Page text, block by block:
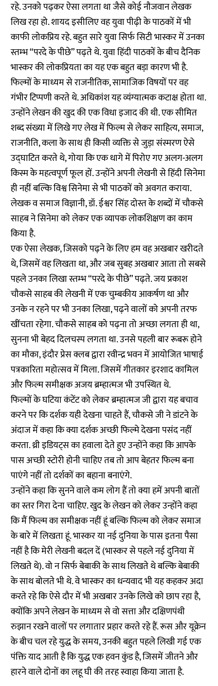
रहे. उनको पढ़कर ऐसा लगता था जैसे कोई नौजवान लेखक
लिख रहा हो. शायद इसीलिए वह युवा पीढ़ी के पाठकों में भी
काफी लोकप्रिय रहे. बहुत सारे युवा सिर्फ सिटी भास्कर में उनका
स्तम्भ “परदे के पीछे” पढ़ते थे. युवा हिंदी पाठकों के बीच दैनिक
भास्कर की लोकप्रियता का यह एक बहुत बड़ा कारण भी है.
फिल्मों के माध्यम से राजनीतिक, सामाजिक विषयों पर वह
गंभीर टिप्पणी करते थे. अधिकांश यह व्यंग्यात्मक कटाक्ष होता था.
उन्होंने लेखन की खुद की एक विधा इजाद की थी. एक सीमित
शब्द संख्या में लिखे गए लेख में फिल्म से लेकर साहित्य, समाज,
राजनीति, कला के साथ ही किसी व्यक्ति से जुड़ा संस्मरण ऐसे
उद्घाटित करते थे, गोया कि एक धागे में पिरोए गए अलग-अलग
किस्म के महत्वपूर्ण फूल हों. उन्होंने अपनी लेखनी से हिंदी सिनेमा
ही नहीं बल्कि विश्व सिनेमा से भी पाठकों को अवगत कराया.
लेखक व समाज विज्ञानी, डॉ. ईश्वर सिंह दोस्त के शब्दों में चौकसे
साहब ने सिनेमा को लेकर एक व्यापक लोकशिक्षण का काम
किया है.
एक ऐसा लेखक, जिसको पढ़ने के लिए हम वह अखबार खरीदते
थे, जिसमें वह लिखता था, और जब सुबह अखबार आता तो सबसे
पहले उनका लिखा स्तम्भ “परदे के पीछे” पढ़ते. जय प्रकाश
चौकसे साहब की लेखनी में एक चुम्बकीय आकर्षण था और
उनके न रहने पर भी उनका लिखा, पढ़ने वालों को अपनी तरफ
खींचता रहेगा. चौकसे साहब को पढ़ना तो अच्छा लगता ही था,
सुनना भी बेहद दिलचस्प लगता था. उनसे पहली बार रूबरू होने
का मौका, इंदौर प्रेस क्लब द्वारा रवीन्द्र भवन में आयोजित भाषाई
पत्रकारिता महोत्सव में मिला. जिसमें गीतकार इरशाद कामिल
और फिल्म समीक्षक अजय ब्रम्हात्मज भी उपस्थित थे.
फिल्मों के घटिया कंटेंट को लेकर ब्रम्हात्मज जी द्वारा यह बचाव
करने पर कि दर्शक यही देखना चाहते हैं, चौकसे जी ने डांटने के
अंदाज में कहा कि क्या दर्शक अच्छी फिल्मे देखना पसंद नहीं
करता. थ्री इडियट्स का हवाला देते हुए उन्होंने कहा कि आपके
पास अच्छी स्टोरी होनी चाहिए तब तो आप बेहतर फिल्म बना
पाएंगे नहीं तो दर्शकों का बहाना बनाएंगे.
उन्होंने कहा कि सुनने वाले कम लोग हैं तो क्या हमें अपनी बातों
का स्तर गिरा देना चाहिए. खुद के लेखन को लेकर उन्होंने कहा
कि मैं फिल्म का समीक्षक नहीं हूं बल्कि फिल्म को लेकर समाज
के बारे में लिखता हूं. भास्कर या नई दुनिया के पास इतना पैसा
नहीं है कि मेरी लेखनी बदल दें (भास्कर से पहले नई दुनिया में
लिखते थे). वो न सिर्फ बेबाकी के साथ लिखते थे बल्कि बेबाकी
के साथ बोलते भी थे. वे भास्कर का धन्यवाद भी यह कहकर अदा
करते रहे कि ऐसे दौर में भी अखबार उनके लिखे को छाप रहा है,
क्योंकि अपने लेखन के माध्यम से वो सत्ता और दक्षिणपंथी
रुझान रखने वालों पर लगातार प्रहार करते रहे हैं. रूस और यूक्रेन
के बीच चल रहे युद्ध के समय, उनकी बहुत पहले लिखी गई एक
पंक्ति याद आती है कि युद्ध एक हवन कुंड है, जिसमें जीतने और
हारने वाले दोनों का लहू घी की तरह स्वाहा किया जाता है.